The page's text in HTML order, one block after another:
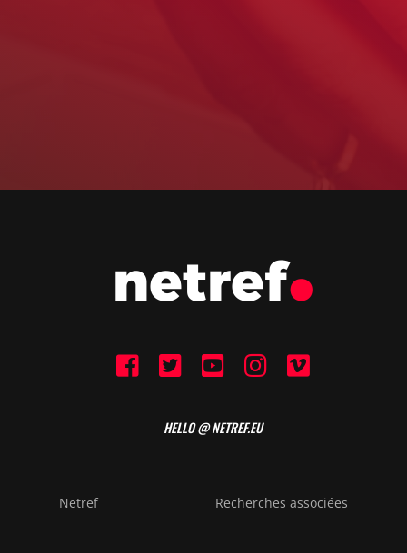
HELLO @ NETREF.EU
Netref Recherches associées